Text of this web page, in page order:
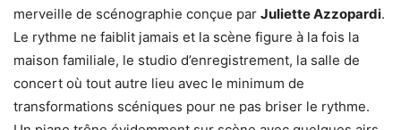
merveille de scénographie conçue par Juliette Azzopardi.
Le rythme ne faiblit jamais et la scène figure à la fois la
maison familiale, le studio d’enregistrement, la salle de
concert où tout autre lieu avec le minimum de
transformations scéniques pour ne pas briser le rythme.